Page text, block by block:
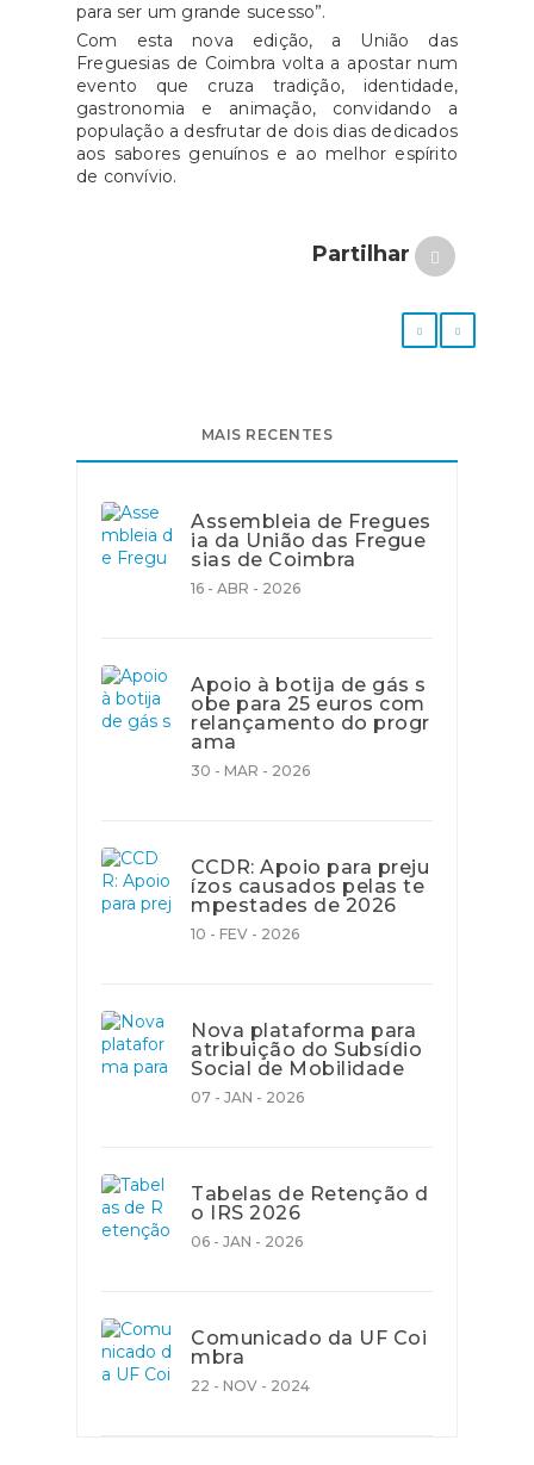
para ser um grande sucesso”.
Com esta nova edição, a União das
Freguesias de Coimbra volta a apostar num
evento que cruza tradição, identidade,
gastronomia e animação, convidando a
população a desfrutar de dois dias dedicados
aos sabores genuínos e ao melhor espírito
de convívio.
Partilhar
MAIS RECENTES
Assembleia de Fregues
ia da União das Fregue
sias de Coimbra
16 - ABR - 2026
Apoio à botija de gás s
obe para 25 euros com
relançamento do progr
ama
30 - MAR - 2026
CCDR: Apoio para preju
ízos causados pelas te
mpestades de 2026
10 - FEV - 2026
Nova plataforma para
atribuição do Subsídio
Social de Mobilidade
07 - JAN - 2026
Tabelas de Retenção d
o IRS 2026
06 - JAN - 2026
Comunicado da UF Coi
mbra
22 - NOV - 2024